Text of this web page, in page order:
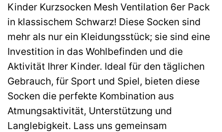
Kinder Kurzsocken Mesh Ventilation 6er Pack
in klassischem Schwarz! Diese Socken sind
mehr als nur ein Kleidungsstück; sie sind eine
Investition in das Wohlbefinden und die
Aktivität Ihrer Kinder. Ideal für den täglichen
Gebrauch, für Sport und Spiel, bieten diese
Socken die perfekte Kombination aus
Atmungsaktivität, Unterstützung und
Langlebigkeit. Lass uns gemeinsam